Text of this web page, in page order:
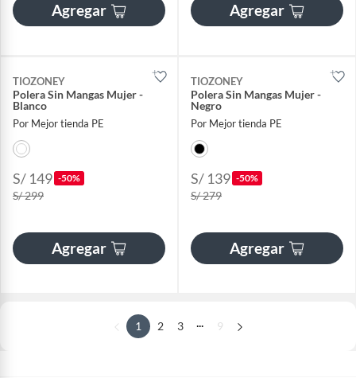
Agregar Agregar
TIOZONEY
Polera Sin Mangas Mujer -
Blanco
Por Mejor tienda PE
S/ 149 -50%
S/ 299
Agregar
TIOZONEY
Polera Sin Mangas Mujer -
Negro
Por Mejor tienda PE
S/ 139 -50%
S/ 279
Agregar
1 2 3 ... 9